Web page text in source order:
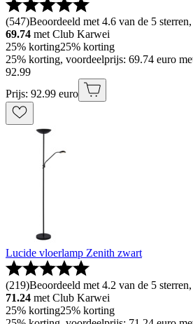
(547)Beoordeeld met 4.6 van de 5
69.74 met Club Karwei
25% korting25% korting
25% korting, voordeelprijs: 69.74 euro
92.99
Prijs: 92.99 euro
Lucide vloerlamp Zenith zwart
(219)Beoordeeld met 4.2 van de 5
71.24 met Club Karwei
25% korting25% korting